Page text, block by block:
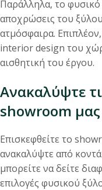
Παράλληλα, το
αποχρώσεις του ξύλου
ατμόσφαιρα.
interior design του
αισθητική του έργου.
Ανακαλύψτε
showroom μας
Επισκεφθείτε το
ανακαλύψτε από
μπορείτε να δείτε
επιλογές φυσικού